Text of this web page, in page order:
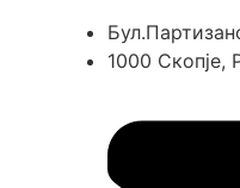
1000 Скопје,